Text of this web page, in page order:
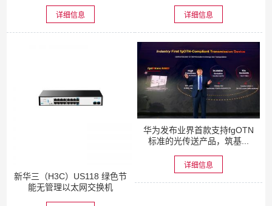
详细信息 详细信息
新华三（H3C）US118 绿色节
能无管理以太网交换机
华为发布业界首款支持fgOTN
标准的光传送产品，筑基...
详细信息